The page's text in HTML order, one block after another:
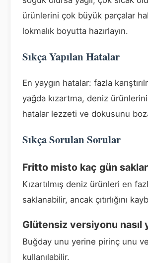
ürünlerini çok büyük parçalar
lokmalık boyutta hazırlayın.
Sıkça Yapılan Hatalar
En yaygın hatalar: fazla
yağda kızartma, deniz
hatalar lezzeti ve dokusunu
Sıkça Sorulan Sorular
Fritto misto kaç gün
Kızartılmış deniz ürünleri en
saklanabilir, ancak çıtırlığını
Glütensiz versiyonu nasıl
Buğday unu yerine pirinç unu
kullanılabilir.